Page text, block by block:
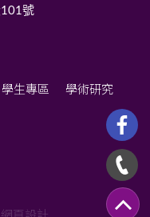
號
學生專區
學術研究